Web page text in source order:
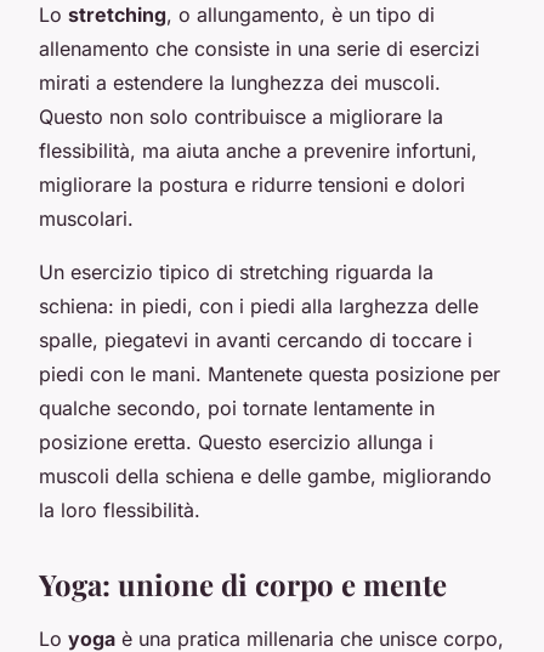
Lo stretching, o allungamento, è un tipo di
allenamento che consiste in una serie di esercizi
mirati a estendere la lunghezza dei muscoli.
Questo non solo contribuisce a migliorare la
flessibilità, ma aiuta anche a prevenire infortuni,
migliorare la postura e ridurre tensioni e dolori
muscolari.
Un esercizio tipico di stretching riguarda la
schiena: in piedi, con i piedi alla larghezza delle
spalle, piegatevi in avanti cercando di toccare i
piedi con le mani. Mantenete questa posizione per
qualche secondo, poi tornate lentamente in
posizione eretta. Questo esercizio allunga i
muscoli della schiena e delle gambe, migliorando
la loro flessibilità.
Yoga: unione di corpo e mente
Lo yoga è una pratica millenaria che unisce corpo,